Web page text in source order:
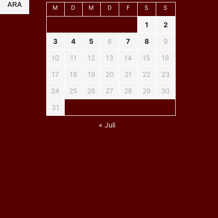
ARA M D M D F S S
1
2
3
4 5 6 7 8
9
10
11 12 13 14 15
16
17
18 19 20 21 22
23
24
25 26 27 28 29
30
31
« Juli